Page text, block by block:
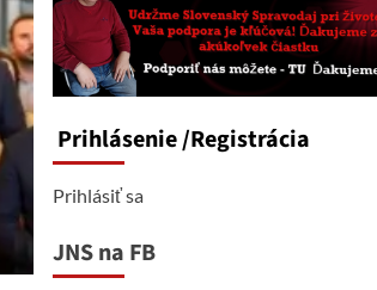
Prihlásenie/Registrácia
Prihlásiť sa
JNS na FB